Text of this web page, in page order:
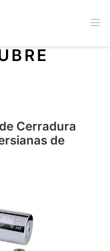
Cerradura
de